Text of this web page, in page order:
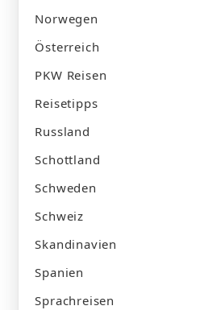
Norwegen
Österreich
PKW Reisen
Reisetipps
Russland
Schottland
Schweden
Schweiz
Skandinavien
Spanien
Sprachreisen